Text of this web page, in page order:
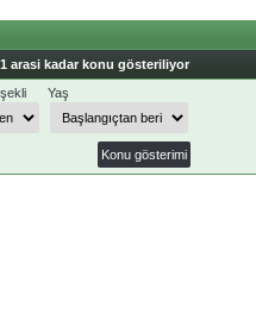
arasi kadar konu gösteriliyor
Yaş